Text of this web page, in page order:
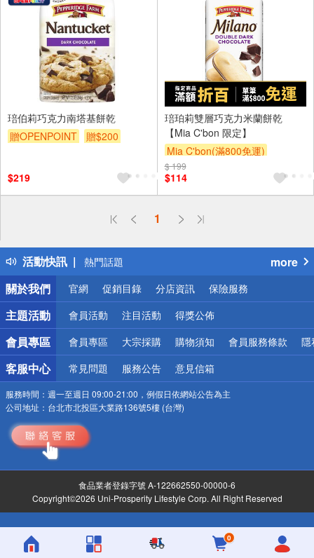
琣伯莉巧克力南塔基餅乾
贈OPENPOINT
贈$200
$219
琣珀莉雙層巧克力米蘭餅乾
【Mia C'bon 限定】
Mia C'bon(滿800免運)
滿額折
$ 199
$114
1
活動快訊
偏遠地區配送
得獎公告
熱門話題
銀行優惠
偏遠地區配送
詐騙網頁！請小心！
more
關於我們
官網 促銷目錄 分店資訊 保險服務
主題活動 會員活動 注目活動 得獎公佈
會員專區 會員專區 大宗採購 購物須知 會員服務條款 隱
客服中心 常見問題 服務公告 意見信箱
服務時間： 週一至週日 09:00-21:00，例假日依網站公告為主
公司地址： 台北市北投區大業路136號5樓 (台灣)
食品業者登錄字號 A-122662550-00000-6
Copyright©2026 Uni-Prosperity Lifestyle Corp. All Right Reserved
0